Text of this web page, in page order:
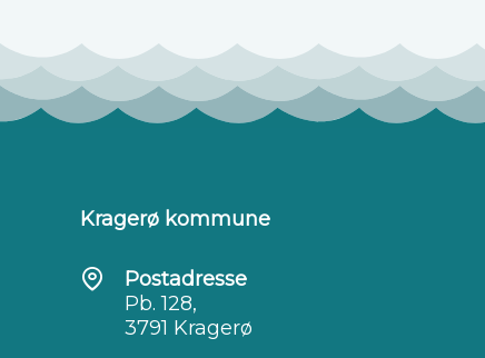
Kragerø kommune
Postadresse
Pb. 128,
3791 Kragerø